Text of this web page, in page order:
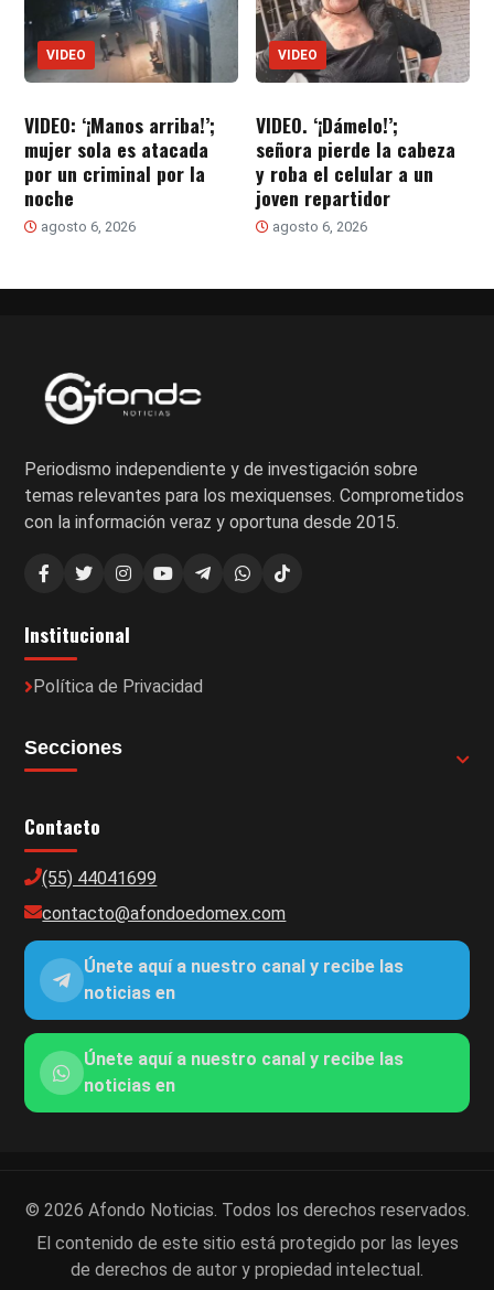
VIDEO
VIDEO: ‘¡Manos arriba!’;
mujer sola es atacada
por un criminal por la
noche
agosto 6, 2026
VIDEO
VIDEO. ‘¡Dámelo!’;
señora pierde la cabeza
y roba el celular a un
joven repartidor
agosto 6, 2026
Periodismo independiente y de investigación sobre
temas relevantes para los mexiquenses. Comprometidos
con la información veraz y oportuna desde 2015.
Institucional
Política de Privacidad
Secciones
Contacto
(55) 44041699
contacto@afondoedomex.com
Únete aquí a nuestro canal y recibe las
noticias en
Únete aquí a nuestro canal y recibe las
noticias en
© 2026 Afondo Noticias. Todos los derechos reservados.
El contenido de este sitio está protegido por las leyes
de derechos de autor y propiedad intelectual.